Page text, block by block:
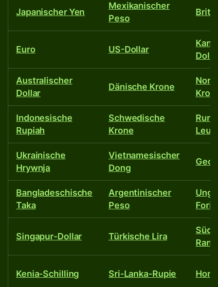
40
Währungen.
Japanischer Yen
Mexikanischer
Peso
Euro US-Dollar
Australischer
Dollar
Dänische Krone
Indonesische
Rupiah
Schwedische
Krone
Leu
Ukrainische
Hrywnja
Vietnamesischer
Dong
Bangladeschische
Taka
Argentinischer
Peso
Singapur-Dollar Türkische Lira
Rand
Kenia-Schilling Sri-Lanka-Rupie